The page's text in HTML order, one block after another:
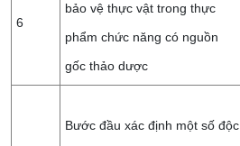
6
bảo vệ thực vật trong thực
phẩm chức năng có nguồn
gốc thảo dược
Bước đầu xác định một số độc